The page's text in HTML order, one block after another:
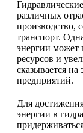
различных
производство,
транспорт.
энергии может
ресурсов и
сказывается
предприятий.
Для
энергии в